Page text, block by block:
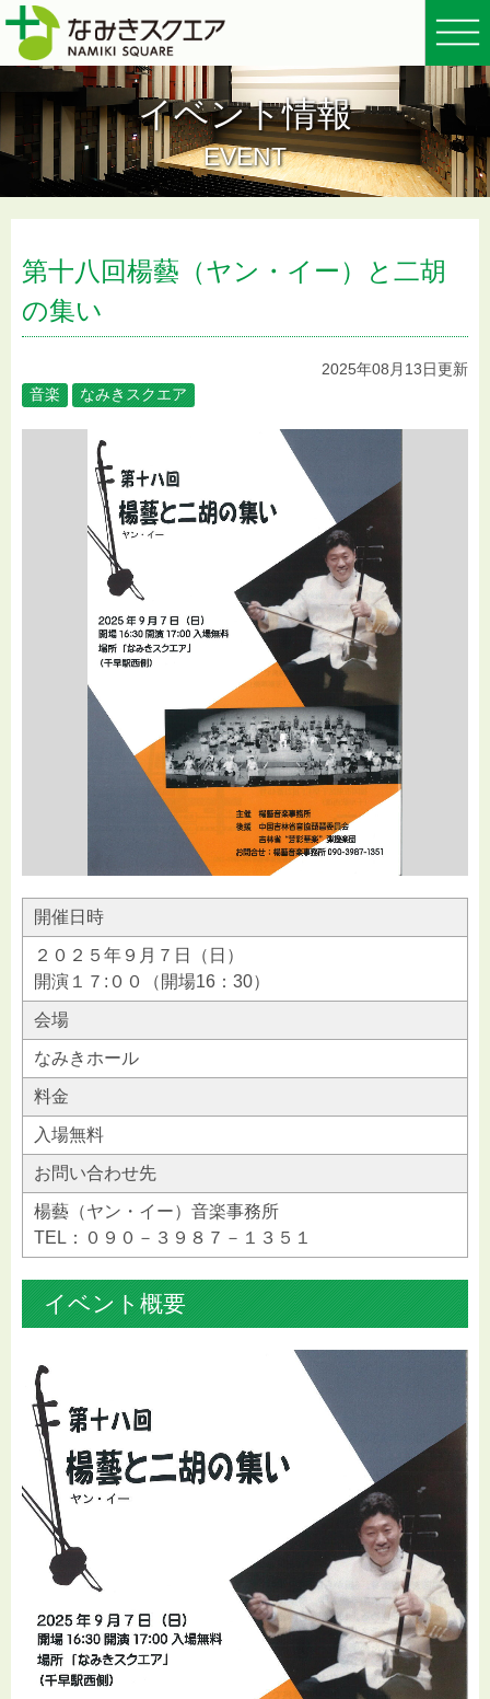
イベント情報
EVENT
第十八回楊藝（ヤン・イー）と二胡
の集い
2025年08月13日更新
音楽
なみきスクエア
開催日時
２０２５年９月７日（日）
開演１７:００（開場16：30）
会場
なみきホール
料金
入場無料
お問い合わせ先
楊藝（ヤン・イー）音楽事務所
TEL：０９０－３９８７－１３５１
イベント概要